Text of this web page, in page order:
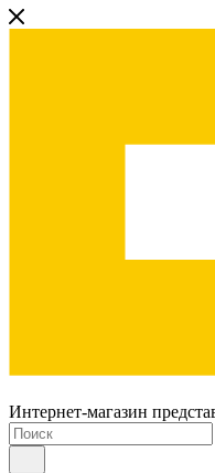
Интернет-магазин